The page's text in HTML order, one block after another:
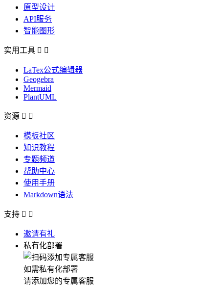
原型设计
API服务
智能图形
实用工具  
LaTex公式编辑器
Geogebra
Mermaid
PlantUML
资源  
模板社区
知识教程
专题频道
帮助中心
使用手册
Markdown语法
支持  
邀请有礼
私有化部署
如需私有化部署
请添加您的专属客服